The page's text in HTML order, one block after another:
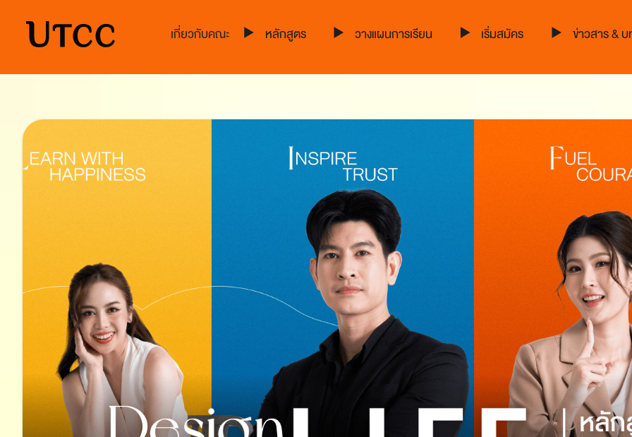
เกี่ยวกับคณะ หลักสูตร วางแผนการเรียน เริ่มสมัคร ข่าวสาร &